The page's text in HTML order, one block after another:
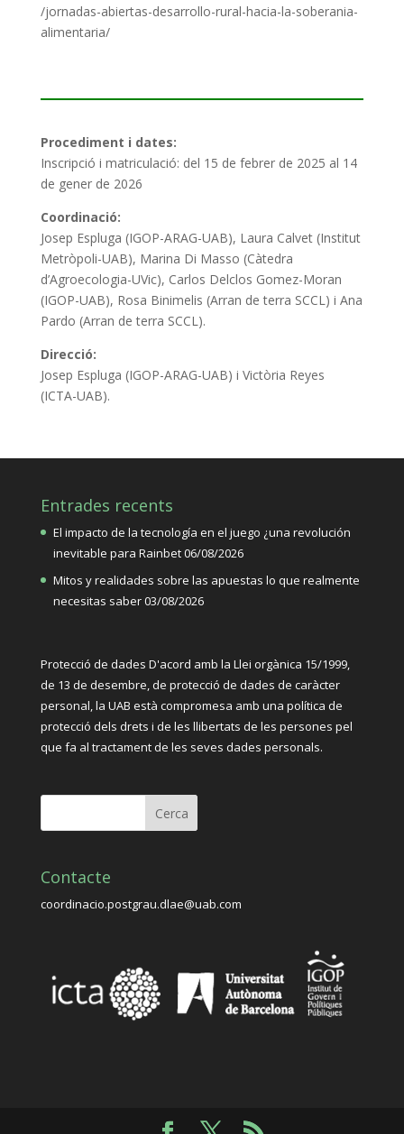
/jornadas-abiertas-desarrollo-rural-hacia-la-soberania-
alimentaria/
Procediment i dates:
Inscripció i matriculació: del 15 de febrer de 2025 al 14
de gener de 2026
Coordinació:
Josep Espluga (IGOP-ARAG-UAB), Laura Calvet (Institut
Metròpoli-UAB), Marina Di Masso (Càtedra
d’Agroecologia-UVic), Carlos Delclos Gomez-Moran
(IGOP-UAB), Rosa Binimelis (Arran de terra SCCL) i Ana
Pardo (Arran de terra SCCL).
Direcció:
Josep Espluga (IGOP-ARAG-UAB) i Victòria Reyes
(ICTA-UAB).
Entrades recents
El impacto de la tecnología en el juego ¿una revolución
inevitable para Rainbet06/08/2026
Mitos y realidades sobre las apuestas lo que realmente
necesitas saber03/08/2026
Protecció de dades D'acord amb la Llei orgànica 15/1999,
de 13 de desembre, de protecció de dades de caràcter
personal, la UAB està compromesa amb una política de
protecció dels drets i de les llibertats de les persones pel
que fa al tractament de les seves dades personals.
Contacte
coordinacio.postgrau.dlae@uab.com